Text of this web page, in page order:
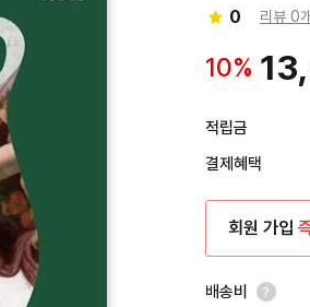
0
리뷰 0개
10%
적립금
결제혜택
회원 가입
배송비